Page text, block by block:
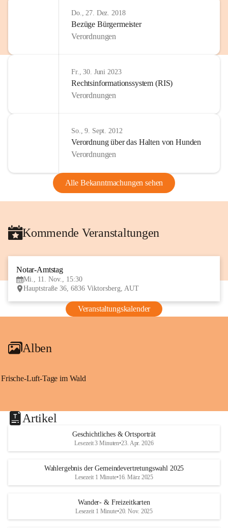
Do., 27. Dez. 2018
Bezüge Bürgermeister
Verordnungen
Fr., 30. Juni 2023
Rechtsinformationssystem (RIS)
Verordnungen
So., 9. Sept. 2012
Verordnung über das Halten von Hunden
Verordnungen
Alle Bekanntmachungen sehen
Kommende Veranstaltungen
Notar-Amtstag
Mi., 11. Nov., 15:30
Hauptstraße 36, 6836 Viktorsberg, AUT
Veranstaltungskalender
Alben
Frische-Luft-Tage im Wald
Artikel
Geschichtliches & Ortsporträt
Lesezeit 3 Minuten•23. Apr. 2026
Wahlergebnis der Gemeindevertretungswahl 2025
Lesezeit 1 Minute•16. März 2025
Wander- & Freizeitkarten
Lesezeit 1 Minute•20. Nov. 2025